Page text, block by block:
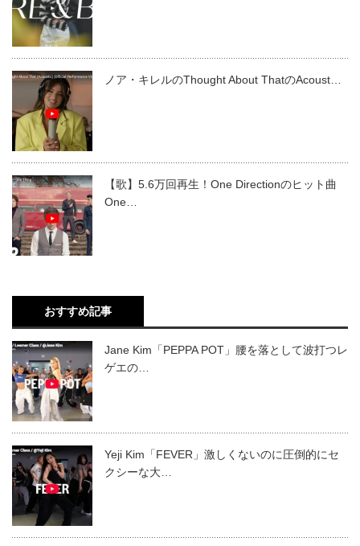
ノア・キレルのThought About ThatのAcoust…
【歌】5.6万回再生！One Directionのヒット曲
One…
おすすめ記事
Jane Kim「PEPPA POT」腰を落として波打つレ
ゲエの…
Yeji Kim「FEVER」激しくないのに圧倒的にセ
クシーな大…